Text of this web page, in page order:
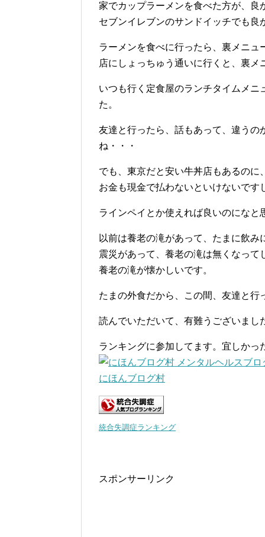
家でカップラーメンを食べた方が、良
セブンイレブンのサンドイッチでも良
ラーメンを食べに行ったら、裏メニュ
店にしょっちゅう通いに行くと、裏メ
いつも行く定食屋のランチタイムメニ
た。
友達と行ったら、話もあって、違うの
ね・・・
でも、東京だと安い牛丼店もあるのに
お金も現金で払わないといけないです
ラインペイとか使えれば良いのになと
以前は養老の滝があって、たまに飲み
震災があって、養老の滝は無くなって
養老の滝が懐かしいです。
たまの外食だから、この間、友達と行
読んでいただいて、有難うございまし
ランキングに参加してます。宜しかっ
にほんブログ村
統合失調症ランキング
スポンサーリンク